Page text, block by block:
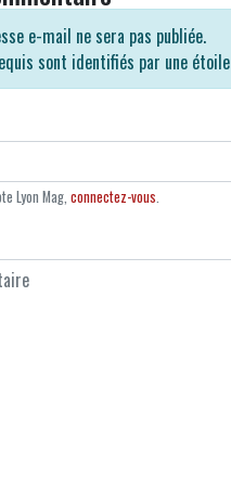
e-mail ne sera pas publiée.
sont identifiés par une étoile
Lyon Mag, connectez-vous.